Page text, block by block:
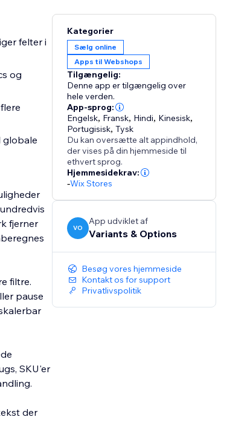
felter i
og
globale
fjerner
filtre.
pause
SKU'er
der
Kategorier
Sælg online
Apps til Webshops
Tilgængelig:
Denne app er tilgængelig over
hele verden.
App-sprog:
Engelsk, Fransk, Hindi, Kinesisk,
Portugisisk,Tysk
Du kan oversætte alt appindhold,
der vises på din hjemmeside til
ethvert sprog.
Hjemmesidekrav:
-Wix Stores
VO
App udviklet af
Variants & Options
Besøg vores hjemmeside
Kontakt os for support
Privatlivspolitik